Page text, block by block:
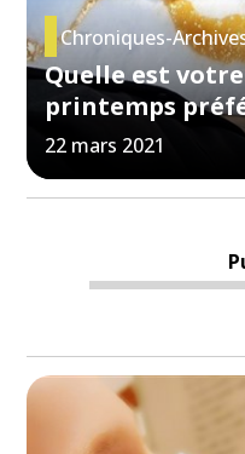
Chroniques-
Quelle est
printemps
22 mars 2021